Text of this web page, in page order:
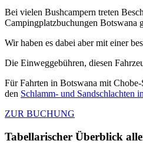
Bei vielen Bushcampern treten
Campingplatzbuchungen Botswana
Wir haben es dabei aber mit einer
Die Einweggebühren, diesen
Für Fahrten in Botswana mit
den Schlamm- und Sandschlachten
ZUR BUCHUNG
Tabellarischer Überblick